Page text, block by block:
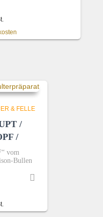
& FELLE
/
/
vom
Bullen